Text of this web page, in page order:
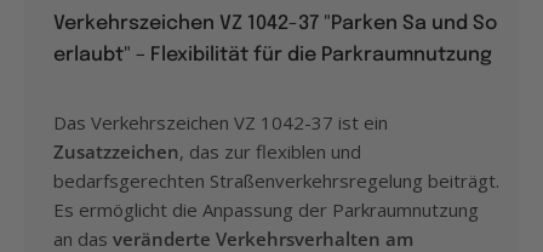
Verkehrszeichen VZ 1042-37 "Parken Sa und So
erlaubt" – Flexibilität für die Parkraumnutzung
Das Verkehrszeichen VZ 1042-37 ist ein
Zusatzzeichen, das zur flexiblen und
bedarfsgerechten Straßenverkehrsregelung beiträgt.
Es ermöglicht die Anpassung der Parkraumnutzung
an das veränderte Verkehrsverhalten am